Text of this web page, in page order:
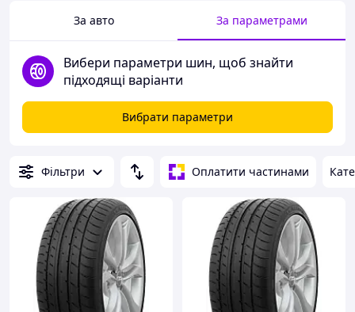
За авто За параметрами
Вибери параметри шин, щоб знайти
підходящі варіанти
Вибрати параметри
Фільтри Оплатити частинами